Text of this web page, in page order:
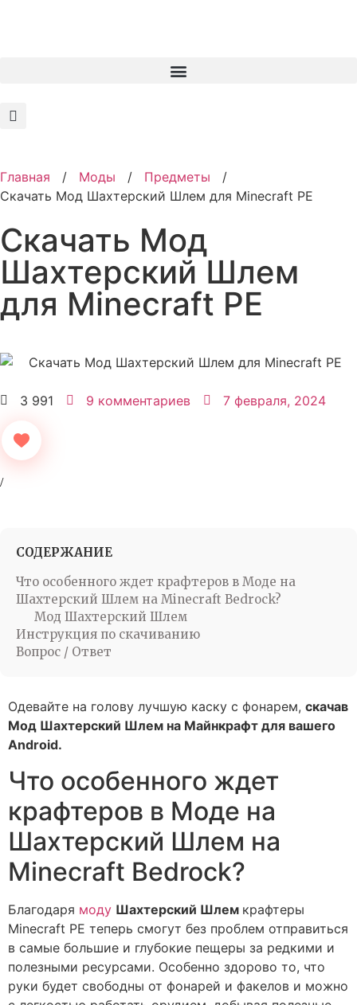
Главная / Моды / Предметы
/
Скачать Мод Шахтерский Шлем для Minecraft PE
Скачать Мод
Шахтерский Шлем
для Minecraft PE
3 991 9 комментариев 7 февраля, 2024
СОДЕРЖАНИЕ
Что особенного ждет крафтеров в Моде на
Шахтерский Шлем на Minecraft Bedrock?
Мод Шахтерский Шлем
Инструкция по скачиванию
Вопрос / Ответ
Одевайте на голову лучшую каску с фонарем, скачав
Мод Шахтерский Шлем на Майнкрафт для вашего
Android.
Что особенного ждет
крафтеров в Моде на
Шахтерский Шлем на
Minecraft Bedrock?
Благодаря моду Шахтерский Шлем крафтеры
Minecraft PE теперь смогут без проблем отправиться
в самые большие и глубокие пещеры за редкими и
полезными ресурсами. Особенно здорово то, что
руки будет свободны от фонарей и факелов и можно